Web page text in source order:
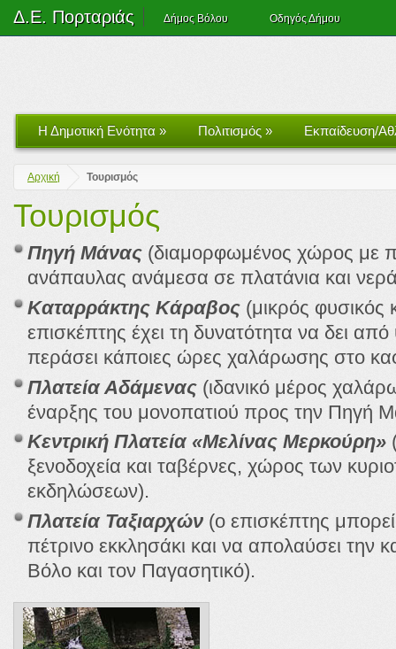
Δ.Ε. Πορταριάς Δήμος Βόλου Οδηγός Δήμου
Η Δημοτική Ενότητα » Πολιτισμός » Εκπαίδευση/
Αρχική Τουρισμός
Τουρισμός
Πηγή Μάνας (διαμορφωμένος χώρος με
ανάπαυλας ανάμεσα σε πλατάνια και
Καταρράκτης Κάραβος (μικρός
επισκέπτης έχει τη δυνατότητα να δει
περάσει κάποιες ώρες χαλάρωσης στο
Πλατεία Αδάμενας (ιδανικό μέρος
έναρξης του μονοπατιού προς την Πηγή
Κεντρική Πλατεία «Μελίνας Μερκούρη»
ξενοδοχεία και ταβέρνες, χώρος των
εκδηλώσεων).
Πλατεία Ταξιαρχών (ο επισκέπτης
πέτρινο εκκλησάκι και να απολαύσει την
Βόλο και τον Παγασητικό).